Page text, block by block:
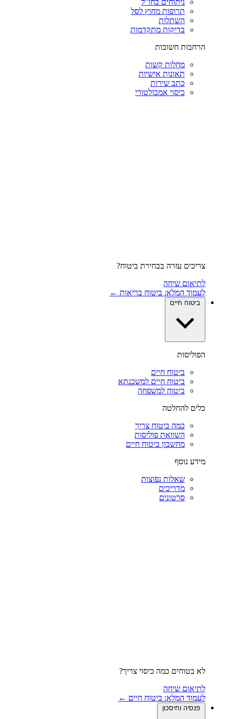
ניתוחים בחו"ל
תרופות מחוץ לסל
השתלות
בדיקות מתקדמות
הרחבות חשובות
מחלות קשות
תאונות אישיות
כתב שירות
כיסוי אמבולטורי
צריכים עזרה בבחירת ביטוח?
לתיאום שיחה
לעמוד המלא: ביטוח בריאות ←
ביטוח חיים
הפוליסות
ביטוח חיים
ביטוח חיים למשכנתא
ביטוח למשפחה
כלים להחלטה
כמה ביטוח צריך
השוואת פוליסות
מחשבון ביטוח חיים
מידע נוסף
שאלות נפוצות
מדריכים
סרטונים
לא בטוחים כמה כיסוי צריך?
לתיאום שיחה
לעמוד המלא: ביטוח חיים ←
פנסיה וחיסכון